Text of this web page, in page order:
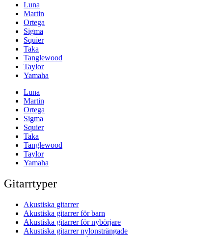
Luna
Martin
Ortega
Sigma
Squier
Taka
Tanglewood
Taylor
Yamaha
Luna
Martin
Ortega
Sigma
Squier
Taka
Tanglewood
Taylor
Yamaha
Gitarrtyper
Akustiska gitarrer
Akustiska gitarrer för barn
Akustiska gitarrer för nybörjare
Akustiska gitarrer nylonsträngade